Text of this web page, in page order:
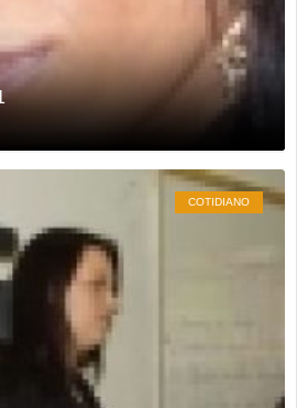
COTIDIANO